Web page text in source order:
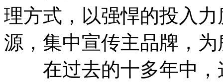
理方式，以强悍的投入
源，集中宣传主品牌，
在过去的十多年中，